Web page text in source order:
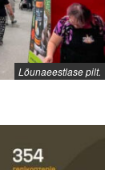
Lõunaeestlase pilt.